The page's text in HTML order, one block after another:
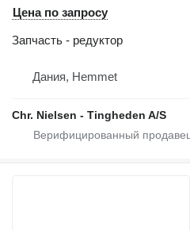
Цена по запросу
Запчасть - редуктор
Дания, Hemmet
Chr. Nielsen - Tingheden A/S